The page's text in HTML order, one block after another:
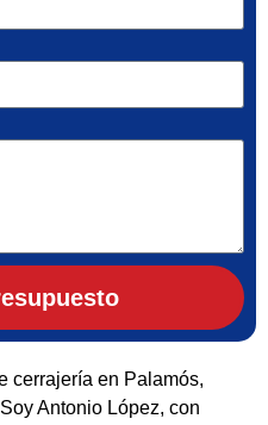
cerrajería en Palamós,
Antonio López, con